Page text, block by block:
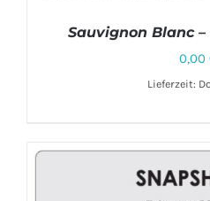
Sauvignon Blanc
0,00
Lieferzeit: